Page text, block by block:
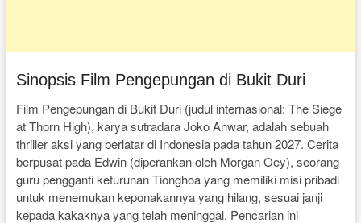
Sinopsis Film Pengepungan di Bukit Duri
Film Pengepungan di Bukit Duri (judul internasional: The Siege
at Thorn High), karya sutradara Joko Anwar, adalah sebuah
thriller aksi yang berlatar di Indonesia pada tahun 2027. Cerita
berpusat pada Edwin (diperankan oleh Morgan Oey), seorang
guru pengganti keturunan Tionghoa yang memiliki misi pribadi
untuk menemukan keponakannya yang hilang, sesuai janji
kepada kakaknya yang telah meninggal. Pencarian ini